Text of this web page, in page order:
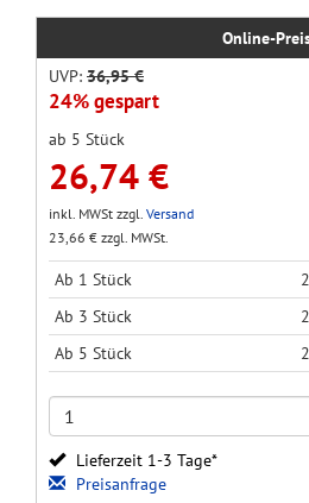
Online-
UVP: 36,95 €
24% gespart
ab 5 Stück
26,74 €
inkl. MWSt zzgl. Versand
23,66 € zzgl. MWSt.
Ab 1 Stück
Ab 3 Stück
Ab 5 Stück
Lieferzeit 1-3 Tage*
Preisanfrage